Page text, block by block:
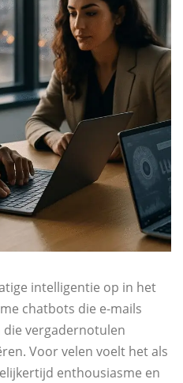
intelligentie op in het
chatbots die e-mails
vergadernotulen
Voor velen voelt het als
enthousiasme en